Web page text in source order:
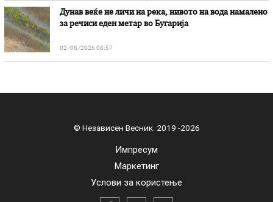
Дунав веќе не личи на река, нивото на вода намалено
за речиси еден метар во Бугарија
02/08/2026 08:57
© Независен Весник 2019 -2026
Импресум
Маркетинг
Услови за користење